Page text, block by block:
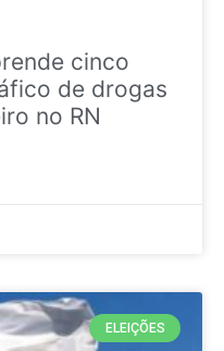
cinco
de drogas
no RN
ELEIÇÕES